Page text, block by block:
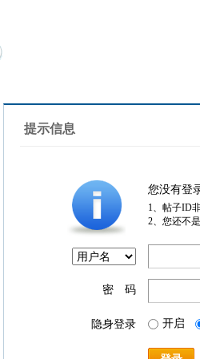
提示信息
您没有登
1、帖子ID
2、您还不
密 码
隐身登录 开启